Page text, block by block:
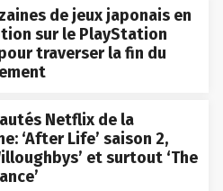
de jeux japonais en
sur le PlayStation
traverser la fin du
Netflix de la
‘After Life’ saison 2,
et surtout ‘The